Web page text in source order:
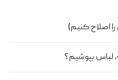
را اصلاح کنیم)
لباس بپوشیم؟